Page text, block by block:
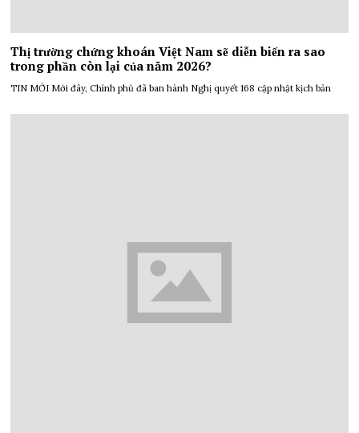
Thị trường chứng khoán Việt Nam sẽ diễn biến ra sao
trong phần còn lại của năm 2026?
TIN MỚI Mới đây, Chính phủ đã ban hành Nghị quyết 168 cập nhật kịch bản